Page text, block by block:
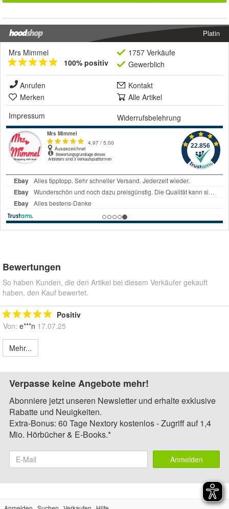
Platin
Mrs Mimmel
100% positiv
1757 Verkäufe
Gewerblich
Anrufen
Kontakt
Merken
Alle Artikel
Impressum
Widerrufsbelehrung
Bewertungen
So haben Kunden, die den Artikel bei diesem Verkäufer gekauft
haben, den Kauf bewertet.
Positiv
Von: e***n 17.07.25
Mehr...
Verpasse keine Angebote mehr!
Abonniere jetzt unseren Newsletter und erhalte exklusive
Rabatte und Neuigkeiten.
Extra-Bonus: 60 Tage Nextory kostenlos - Zugriff auf 1,4
Mio. Hörbücher & E-Books.*
Anmelden